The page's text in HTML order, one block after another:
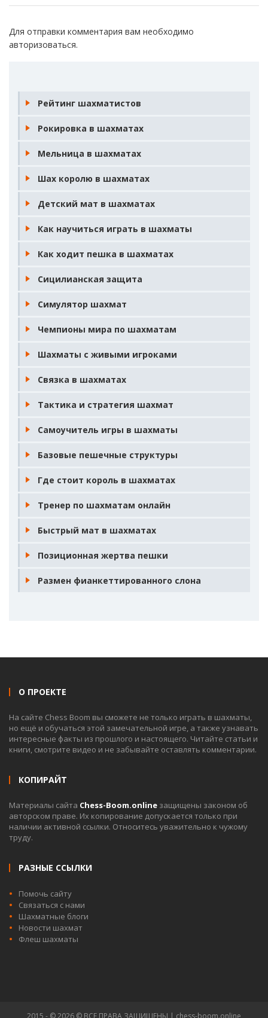
Для отправки комментария вам необходимо
авторизоваться.
Рейтинг шахматистов
Рокировка в шахматах
Мельница в шахматах
Шах королю в шахматах
Детский мат в шахматах
Как научиться играть в шахматы
Как ходит пешка в шахматах
Сицилианская защита
Симулятор шахмат
Чемпионы мира по шахматам
Шахматы с живыми игроками
Связка в шахматах
Тактика и стратегия шахмат
Самоучитель игры в шахматы
Базовые пешечные структуры
Где стоит король в шахматах
Тренер по шахматам онлайн
Быстрый мат в шахматах
Позиционная жертва пешки
Размен фианкеттированного слона
О ПРОЕКТЕ
На сайте Chess Boom вы сможете не только играть в шахматы,
но ещё и обучаться этой замечательной игре, а также узнавать
интересные факты из прошлого и настоящего. Читайте статьи и
книги, смотрите видео и не забывайте оставлять комментарии.
КОПИРАЙТ
Материалы сайта Chess-Boom.online защищены законом об
авторском праве. Их копирование допускается только при
наличии активной ссылки. Относитесь уважительно к чужому
труду.
РАЗНЫЕ ССЫЛКИ
Помочь сайту
Связаться с нами
Шахматные блоги
Новости шахмат
Флеш шахматы
2015 - © 2026 © ВСЕ ПРАВА ЗАЩИЩЕНЫ | chess-boom.online